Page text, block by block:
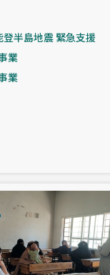
畑改善事業
半島地震 緊急支援
業
業